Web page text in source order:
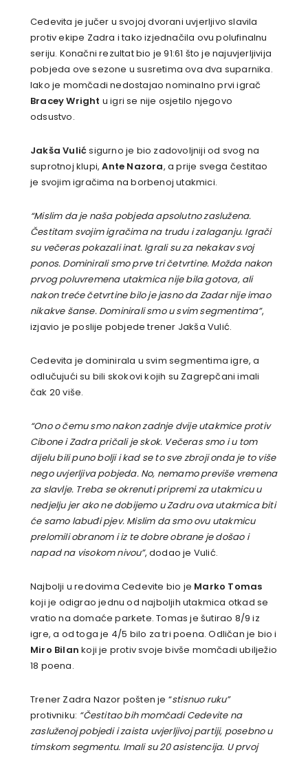
Cedevita je jučer u svojoj dvorani uvjerljivo slavila
protiv ekipe Zadra i tako izjednačila ovu polufinalnu
seriju. Konačni rezultat bio je 91:61 što je najuvjerljivija
pobjeda ove sezone u susretima ova dva suparnika.
Iako je momčadi nedostajao nominalno prvi igrač
Bracey Wright u igri se nije osjetilo njegovo
odsustvo.
Jakša Vulićsigurno je bio zadovoljniji od svog na
suprotnoj klupi,Ante Nazora, a prije svega čestitao
je svojim igračima na borbenoj utakmici.
“Mislim da je naša pobjeda apsolutno zaslužena.
Čestitam svojim igračima na trudu i zalaganju. Igrači
su večeras pokazali inat. Igrali su za nekakav svoj
ponos. Dominirali smo prve tri četvrtine. Možda nakon
prvog poluvremena utakmica nije bila gotova, ali
nakon treće četvrtine bilo je jasno da Zadar nije imao
nikakve šanse. Dominirali smo u svim segmentima”,
izjavio je poslije pobjede trener Jakša Vulić.
Cedevita je dominirala u svim segmentima igre, a
odlučujući su bili skokovi kojih su Zagrepčani imali
čak 20 više.
“Ono o čemu smo nakon zadnje dvije utakmice protiv
Cibone i Zadra pričali je skok. Večeras smo i u tom
dijelu bili puno bolji i kad se to sve zbroji onda je to više
nego uvjerljiva pobjeda. No, nemamo previše vremena
za slavlje. Treba se okrenuti pripremi za utakmicu u
nedjelju jer ako ne dobijemo u Zadru ova utakmica biti
će samo labuđi pjev. Mislim da smo ovu utakmicu
prelomili obranom i iz te dobre obrane je došao i
napad na visokom nivou”, dodao je Vulić.
Najbolji u redovima Cedevite bio je Marko Tomas
koji je odigrao jednu od najboljih utakmica otkad se
vratio na domaće parkete. Tomas je šutirao 8/9 iz
igre, a od toga je 4/5 bilo za tri poena. Odličan je bio i
Miro Bilan koji je protiv svoje bivše momčadi ubilježio
18 poena.
Trener Zadra Nazor pošten je “stisnuo ruku”
protivniku: “Čestitao bih momčadi Cedevite na
zasluženoj pobjedi i zaista uvjerljivoj partiji, posebno u
timskom segmentu. Imali su 20 asistencija. U prvoj